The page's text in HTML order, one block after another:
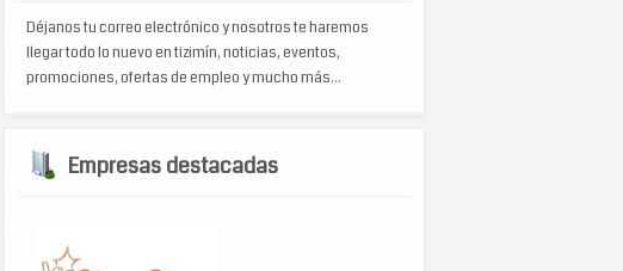
Déjanos tu correo electrónico y nosotros te haremos
llegar todo lo nuevo en tizimín, noticias, eventos,
promociones, ofertas de empleo y mucho más...
Empresas destacadas